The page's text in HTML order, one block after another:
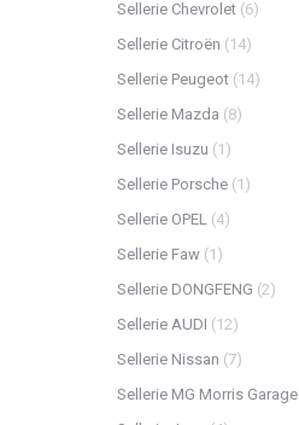
Sellerie Chevrolet (6)
Sellerie Citroën (14)
Sellerie Peugeot (14)
Sellerie Mazda (8)
Sellerie Isuzu (1)
Sellerie Porsche (1)
Sellerie OPEL (4)
Sellerie Faw (1)
Sellerie DONGFENG (2)
Sellerie AUDI (12)
Sellerie Nissan (7)
Sellerie MG Morris Garage